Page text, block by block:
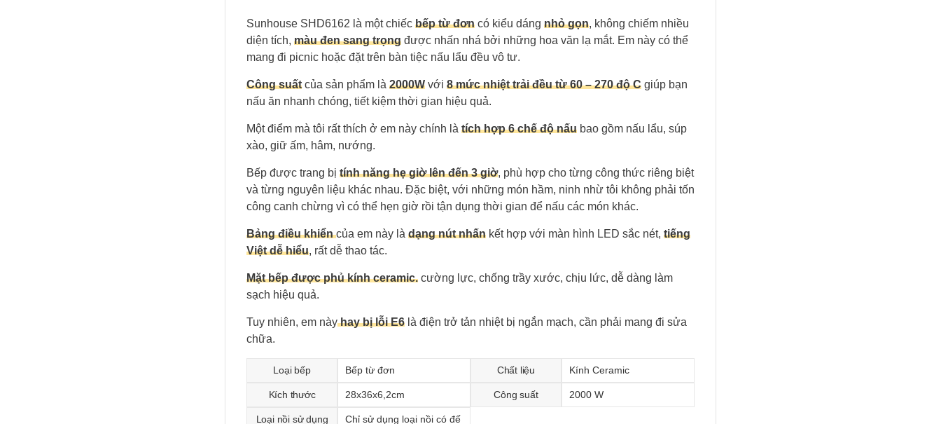
Sunhouse SHD6162 là một chiếc bếp từ đơn có kiểu dáng nhỏ gọn, không chiếm nhiều
diện tích, màu đen sang trọng được nhấn nhá bởi những hoa văn lạ mắt. Em này có thể
mang đi picnic hoặc đặt trên bàn tiệc nấu lẩu đều vô tư.
Công suất của sản phẩm là 2000W với 8 mức nhiệt trải đều từ 60 – 270 độ C giúp bạn
nấu ăn nhanh chóng, tiết kiệm thời gian hiệu quả.
Một điểm mà tôi rất thích ở em này chính là tích hợp 6 chế độ nấu bao gồm nấu lẩu, súp
xào, giữ ấm, hâm, nướng.
Bếp được trang bị tính năng hẹ giờ lên đến 3 giờ, phù hợp cho từng công thức riêng biệt
và từng nguyên liệu khác nhau. Đặc biệt, với những món hầm, ninh nhừ tôi không phải tốn
công canh chừng vì có thể hẹn giờ rồi tận dụng thời gian để nấu các món khác.
Bảng điều khiển của em này là dạng nút nhấn kết hợp với màn hình LED sắc nét, tiếng
Việt dễ hiểu, rất dễ thao tác.
Mặt bếp được phủ kính ceramic. cường lực, chống trầy xước, chịu lức, dễ dàng làm
sạch hiệu quả.
Tuy nhiên, em nàyhay bị lỗi E6 là điện trở tản nhiệt bị ngắn mạch, cần phải mang đi sửa
chữa.
Loại bếp Bếp từ đơn Chất liệu Kính Ceramic
Kích thước 28x36x6,2cm Công suất 2000 W
Loại nồi sử dụng Chỉ sử dụng loại nồi có đế